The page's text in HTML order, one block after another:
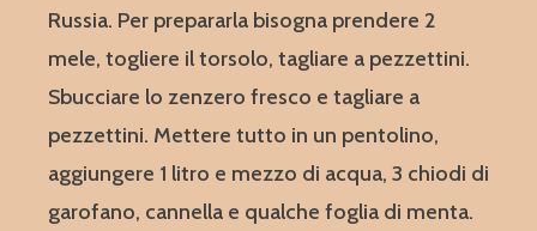
Russia. Per prepararla bisogna prendere 2
mele, togliere il torsolo, tagliare a pezzettini.
Sbucciare lo zenzero fresco e tagliare a
pezzettini. Mettere tutto in un pentolino,
aggiungere 1 litro e mezzo di acqua, 3 chiodi di
garofano, cannella e qualche foglia di menta.